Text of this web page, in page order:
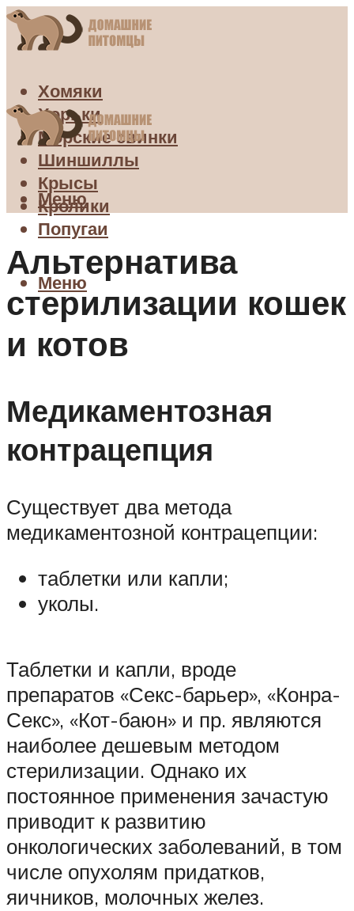
Хомяки
Хорьки
Морские свинки
Шиншиллы
Крысы
Кролики
Попугаи
Меню
Меню
Альтернатива
стерилизации кошек
и котов
Медикаментозная
контрацепция
Существует два метода
медикаментозной контрацепции:
таблетки или капли;
уколы.
Таблетки и капли, вроде
препаратов «Секс-барьер», «Конра-
Секс», «Кот-баюн» и пр. являются
наиболее дешевым методом
стерилизации. Однако их
постоянное применения зачастую
приводит к развитию
онкологических заболеваний, в том
числе опухолям придатков,
яичников, молочных желез.